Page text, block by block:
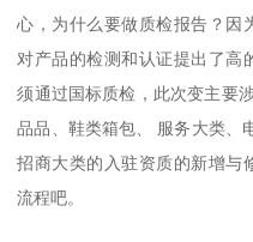
心，为什么要做质检报告？因
对产品的检测和认证提出了高
须通过国标质检，此次变主要
品品、鞋类箱包、 服务大类、
招商大类的入驻资质的新增与
流程吧。